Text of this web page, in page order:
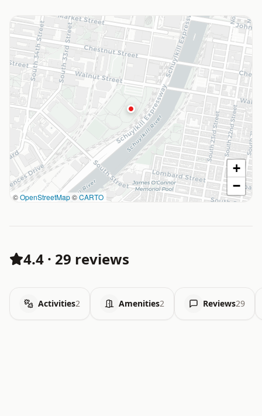
©OpenStreetMap©CARTO
+
−
4.4 · 29 reviews
Activities2 Amenities2 Reviews29